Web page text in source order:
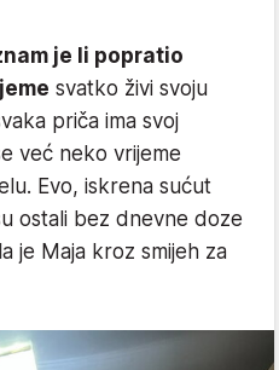
je li popratio
svatko živi svoju
priča ima svoj
već neko vrijeme
Evo, iskrena sućut
ostali bez dnevne doze
je Maja kroz smijeh za